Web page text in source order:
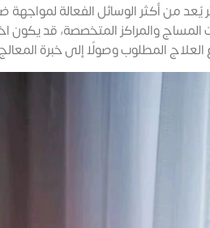
يُعد من أكثر الوسائل الفعالة
المساج والمراكز المتخصصة، قد يكون
العلاج المطلوب وصولًا إلى خبرة